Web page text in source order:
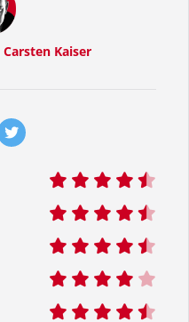
Carsten Kaiser